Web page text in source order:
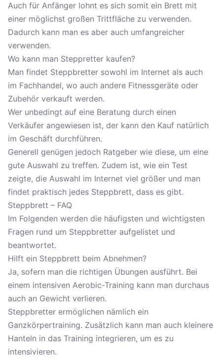
Auch für Anfänger lohnt es sich somit ein Brett mit
einer möglichst großen Trittfläche zu verwenden.
Dadurch kann man es aber auch umfangreicher
verwenden.
Wo kann man Steppretter kaufen?
Man findet Steppbretter sowohl im Internet als auch
im Fachhandel, wo auch andere Fitnessgeräte oder
Zubehör verkauft werden.
Wer unbedingt auf eine Beratung durch einen
Verkäufer angewiesen ist, der kann den Kauf natürlich
im Geschäft durchführen.
Generell genügen jedoch Ratgeber wie diese, um eine
gute Auswahl zu treffen. Zudem ist, wie ein Test
zeigte, die Auswahl im Internet viel größer und man
findet praktisch jedes Steppbrett, dass es gibt.
Steppbrett – FAQ
Im Folgenden werden die häufigsten und wichtigsten
Fragen rund um Steppbretter aufgelistet und
beantwortet.
Hilft ein Steppbrett beim Abnehmen?
Ja, sofern man die richtigen Übungen ausführt. Bei
einem intensiven Aerobic-Training kann man durchaus
auch an Gewicht verlieren.
Steppbretter ermöglichen nämlich ein
Ganzkörpertraining. Zusätzlich kann man auch kleinere
Hanteln in das Training integrieren, um es zu
intensivieren.